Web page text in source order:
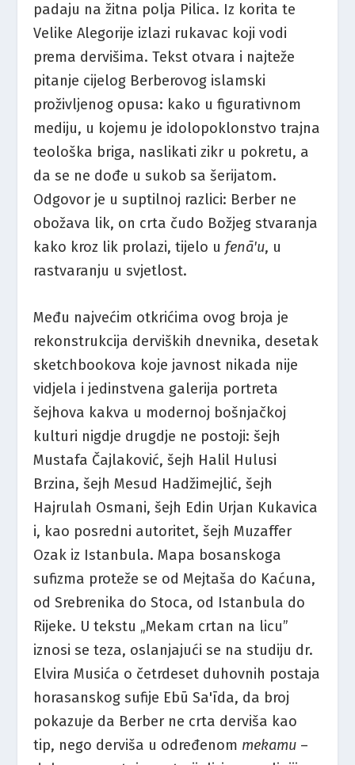
padaju na žitna polja Pilica. Iz korita te
Velike Alegorije izlazi rukavac koji vodi
prema dervišima. Tekst otvara i najteže
pitanje cijelog Berberovog islamski
proživljenog opusa: kako u figurativnom
mediju, u kojemu je idolopoklonstvo trajna
teološka briga, naslikati zikr u pokretu, a
da se ne dođe u sukob sa šerijatom.
Odgovor je u suptilnoj razlici: Berber ne
obožava lik, on crta čudo Božjeg stvaranja
kako kroz lik prolazi, tijelo ufenā'u, u
rastvaranju u svjetlost.
Među najvećim otkrićima ovog broja je
rekonstrukcija derviških dnevnika, desetak
sketchbookova koje javnost nikada nije
vidjela i jedinstvena galerija portreta
šejhova kakva u modernoj bošnjačkoj
kulturi nigdje drugdje ne postoji: šejh
Mustafa Čajlaković, šejh Halil Hulusi
Brzina, šejh Mesud Hadžimejlić, šejh
Hajrulah Osmani, šejh Edin Urjan Kukavica
i, kao posredni autoritet, šejh Muzaffer
Ozak iz Istanbula. Mapa bosanskoga
sufizma proteže se od Mejtaša do Kaćuna,
od Srebrenika do Stoca, od Istanbula do
Rijeke. U tekstu „Mekam crtan na licu”
iznosi se teza, oslanjajući se na studiju dr.
Elvira Musića o četrdeset duhovnih postaja
horasanskog sufije Ebū Sa'īda, da broj
pokazuje da Berber ne crta derviša kao
tip, nego derviša u određenom mekamu –